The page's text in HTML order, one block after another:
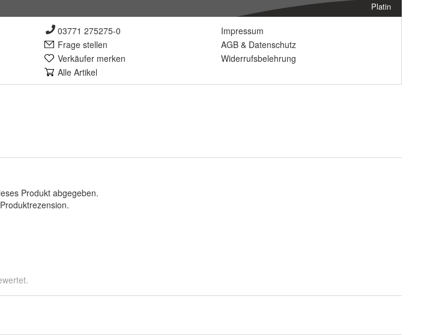
Platin
03771 275275-0
Frage stellen
Verkäufer merken
Alle Artikel
Impressum
AGB & Datenschutz
Widerrufsbelehrung
Produkt abgegeben.
.